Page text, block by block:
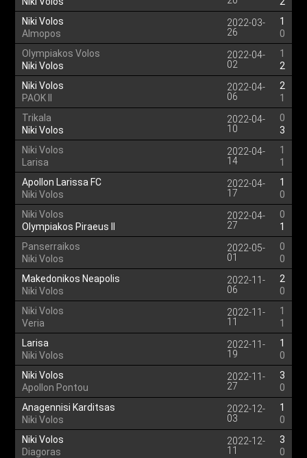
Niki Volos
Almopos
2022-03-
26
1
0
Olympiakos Volos
Niki Volos
2022-04-
02
1
2
Niki Volos
PAOK II
2022-04-
06
2
1
Trikala
Niki Volos
2022-04-
10
0
3
Niki Volos
Larisa
2022-04-
14
1
1
Apollon Larissa FC
Niki Volos
2022-04-
17
1
0
Niki Volos
Olympiakos Piraeus II
2022-04-
27
0
1
Panserraikos
Niki Volos
2022-05-
01
0
0
Makedonikos Neapolis
Niki Volos
2022-11-
06
2
0
Niki Volos
Veria
2022-11-
11
1
1
Larisa
Niki Volos
2022-11-
19
1
0
Niki Volos
Apollon Pontou
2022-11-
27
3
0
Anagennisi Karditsas
Niki Volos
2022-12-
03
1
0
Niki Volos
Diagoras
2022-12-
11
3
0